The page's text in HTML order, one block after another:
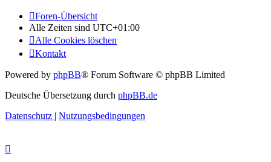
Foren-Übersicht
Alle Zeiten sind UTC+01:00
Alle Cookies löschen
Kontakt
Powered by phpBB® Forum Software © phpBB Limited
Deutsche Übersetzung durch phpBB.de
Datenschutz
Nutzungsbedingungen